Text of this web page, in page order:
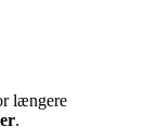
længere
.